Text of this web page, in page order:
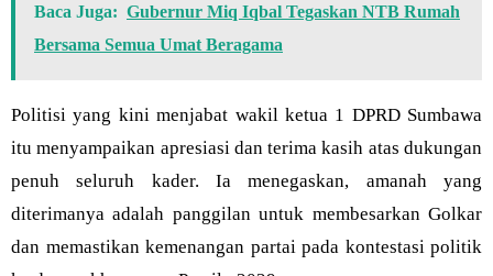
Baca Juga: Gubernur Miq Iqbal Tegaskan NTB Rumah
Bersama Semua Umat Beragama
Politisi yang kini menjabat wakil ketua 1 DPRD Sumbawa
itu menyampaikan apresiasi dan terima kasih atas dukungan
penuh seluruh kader. Ia menegaskan, amanah yang
diterimanya adalah panggilan untuk membesarkan Golkar
dan memastikan kemenangan partai pada kontestasi politik